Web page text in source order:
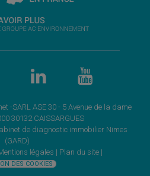
-SARL ASE 30 - 5 Avenue de la dame
30132 CAISSARGUES
de diagnostic immobilier Nimes
(GARD)
légales | Plan du site|
DES COOKIES